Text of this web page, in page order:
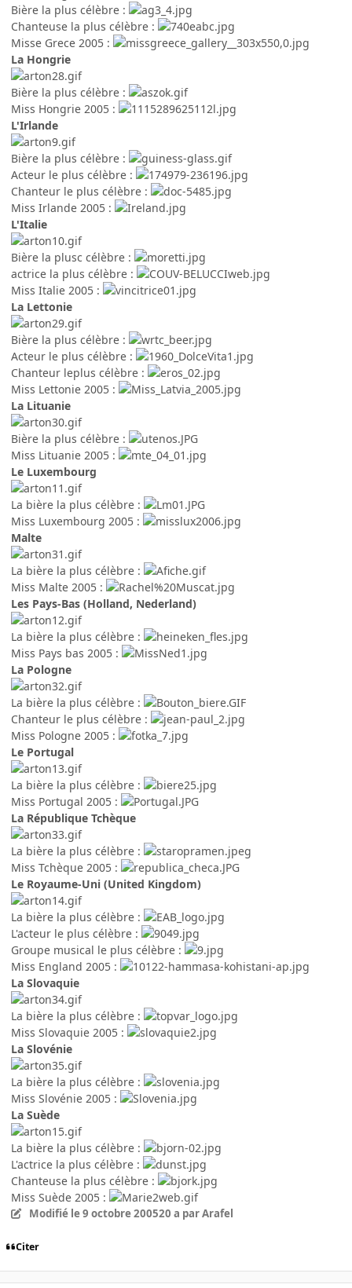
Bière la plus célèbre :
Chanteuse la plus célèbre :
Misse Grece 2005 :
La Hongrie
Bière la plus célèbre :
Miss Hongrie 2005 :
L'Irlande
Bière la plus célèbre :
Acteur le plus célèbre :
Chanteur le plus célèbre :
Miss Irlande 2005 :
L'Italie
Bière la plusc célèbre :
actrice la plus célèbre :
Miss Italie 2005 :
La Lettonie
Bière la plus célèbre :
Acteur le plus célèbre :
Chanteur leplus célèbre :
Miss Lettonie 2005 :
La Lituanie
Bière la plus célèbre :
Miss Lituanie 2005 :
Le Luxembourg
La bière la plus célèbre :
Miss Luxembourg 2005 :
Malte
La bière la plus célèbre :
Miss Malte 2005 :
Les Pays-Bas (Holland, Nederland)
La bière la plus célèbre :
Miss Pays bas 2005 :
La Pologne
La bière la plus célèbre :
Chanteur le plus célèbre :
Miss Pologne 2005 :
Le Portugal
La bière la plus célèbre :
Miss Portugal 2005 :
La République Tchèque
La bière la plus célèbre :
Miss Tchèque 2005 :
Le Royaume-Uni (United Kingdom)
La bière la plus célèbre :
L'acteur le plus célèbre :
Groupe musical le plus célèbre :
Miss England 2005 :
La Slovaquie
La bière la plus célèbre :
Miss Slovaquie 2005 :
La Slovénie
La bière la plus célèbre :
Miss Slovénie 2005 :
La Suède
La bière la plus célèbre :
L'actrice la plus célèbre :
Chanteuse la plus célèbre :
Miss Suède 2005 :
Modifié le 9 octobre 200520 a par Arafel
Citer